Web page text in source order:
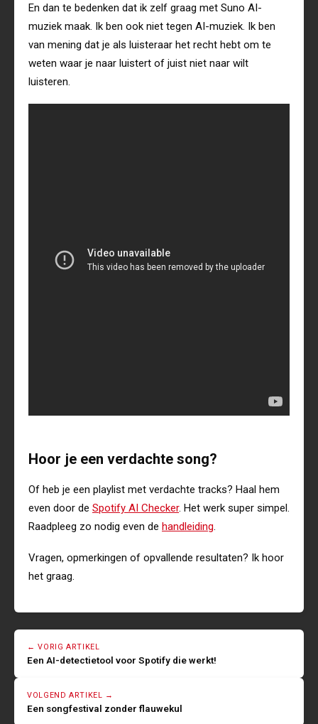
En dan te bedenken dat ik zelf graag met Suno AI-
muziek maak. Ik ben ook niet tegen AI-muziek. Ik ben
van mening dat je als luisteraar het recht hebt om te
weten waar je naar luistert of juist niet naar wilt
luisteren.
Hoor je een verdachte song?
Of heb je een playlist met verdachte tracks? Haal hem
even door de Spotify AI Checker. Het werk super simpel.
Raadpleeg zo nodig even de handleiding.
Vragen, opmerkingen of opvallende resultaten? Ik hoor
het graag.
← VORIG ARTIKEL
Een AI-detectietool voor Spotify die werkt!
VOLGEND ARTIKEL →
Een songfestival zonder flauwekul